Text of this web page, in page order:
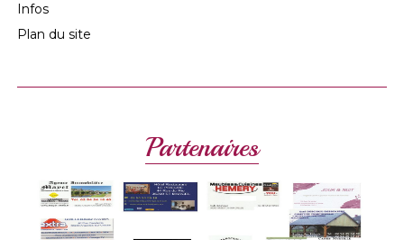
Infos
Plan du site
Partenaires